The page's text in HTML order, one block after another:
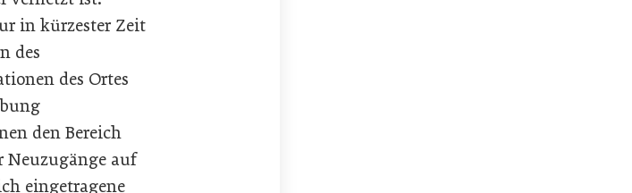
in kürzester Zeit
des
des Ortes
den Bereich
Neuzugänge auf
eingetragene